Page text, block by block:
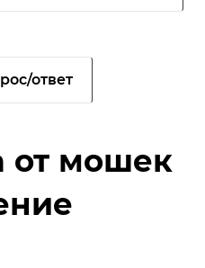
ответ
от мошек